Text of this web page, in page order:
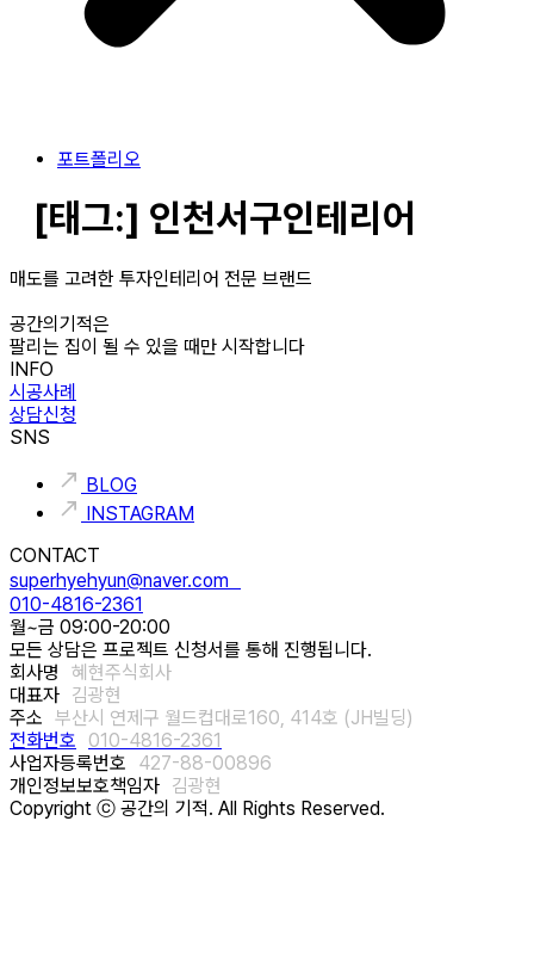
포트폴리오
[태그:] 인천서구인테리어
매도를 고려한 투자인테리어 전문 브랜드
공간의기적은
팔리는 집이 될 수 있을 때만 시작합니다
INFO
시공사례
상담신청
SNS
BLOG
INSTAGRAM
CONTACT
superhyehyun@naver.com
010-4816-2361
월~금 09:00-20:00
모든 상담은 프로젝트 신청서를 통해 진행됩니다.
회사명
혜현주식회사
대표자 김광현
주소 부산시 연제구 월드컵대로160, 414호 (JH빌딩)
전화번호
010-4816-2361
사업자등록번호
427-88-00896
개인정보보호책임자 김광현
Copyright ⓒ 공간의 기적. All Rights Reserved.